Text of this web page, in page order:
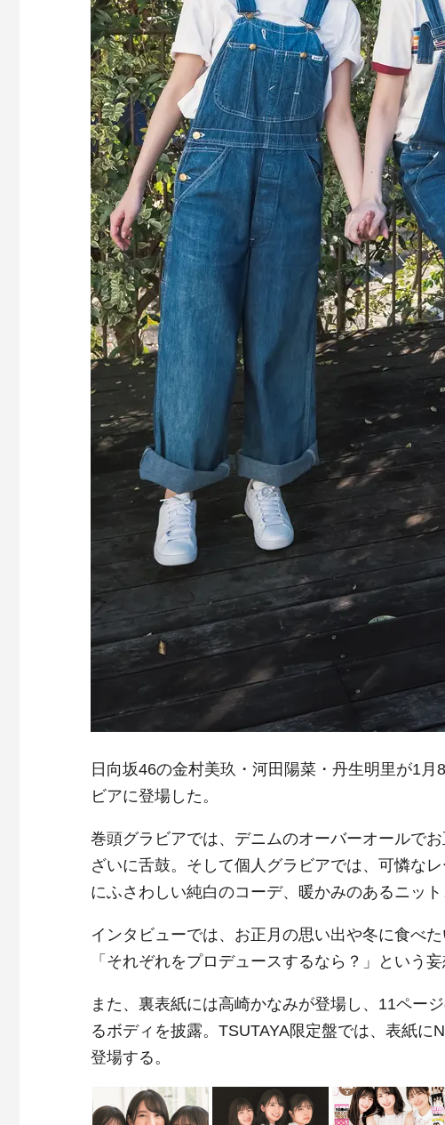
日向坂46の金村美玖・河田陽菜・丹生明里が1
ビアに登場した。
巻頭グラビアでは、デニムのオーバーオールで
ざいに舌鼓。そして個人グラビアでは、可憐な
にふさわしい純白のコーデ、暖かみのあるニット
インタビューでは、お正月の思い出や冬に食べ
「それぞれをプロデュースするなら？」という
また、裏表紙には高崎かなみが登場し、11ペー
るボディを披露。TSUTAYA限定盤では、表紙
登場する。